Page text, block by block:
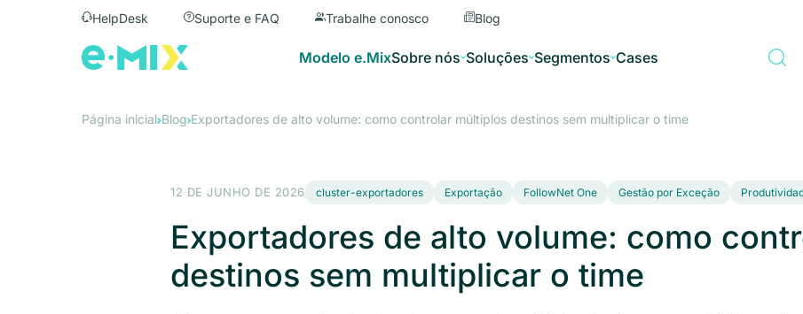
HelpDesk Suporte e FAQ Trabalhe conosco Blog
Modelo e.MixSobre nós Soluções Segmentos Cases
Página inicial Blog Exportadores de alto volume: como controlar múltiplos destinos sem multiplicar o time
12 DE JUNHO DE 2026 cluster-exportadores Exportação FollowNet One Gestão por Exceção
Exportadores de alto volume: como
destinos sem multiplicar o time